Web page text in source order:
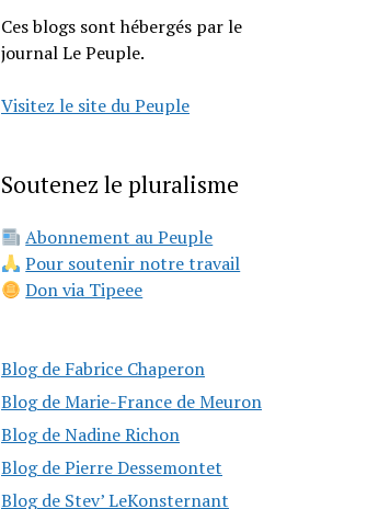
Ces blogs sont hébergés par le
journal Le Peuple.
Visitez le site du Peuple
Soutenez le pluralisme
Abonnement au Peuple
Pour soutenir notre travail
Don via Tipeee
Blog de Fabrice Chaperon
Blog de Marie-France de Meuron
Blog de Nadine Richon
Blog de Pierre Dessemontet
Blog de Stev’ LeKonsternant